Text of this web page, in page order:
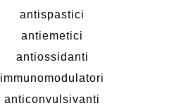
antispastici
antiemetici
antiossidanti
immunomodulatori
anticonvulsivanti